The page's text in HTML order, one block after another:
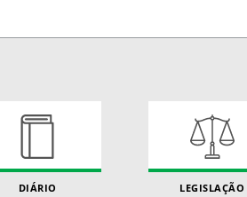
DIÁRIO
LEGISLAÇÃO